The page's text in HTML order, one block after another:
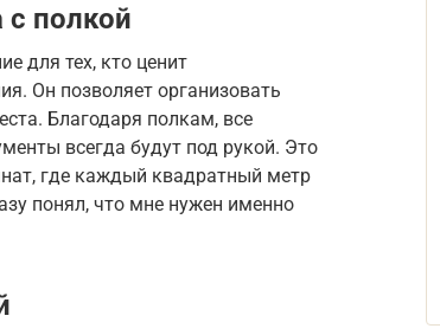
полкой
для тех, кто ценит
Он позволяет организовать
Благодаря полкам, все
всегда будут под рукой. Это
где каждый квадратный метр
понял, что мне нужен именно